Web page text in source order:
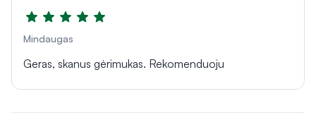
Mindaugas
Geras, skanus gėrimukas. Rekomenduoju